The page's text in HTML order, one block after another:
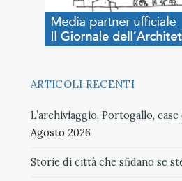
ARTICOLI RECENTI
L’archiviaggio. Portogallo,
Agosto 2026
Storie di città che sfidano se